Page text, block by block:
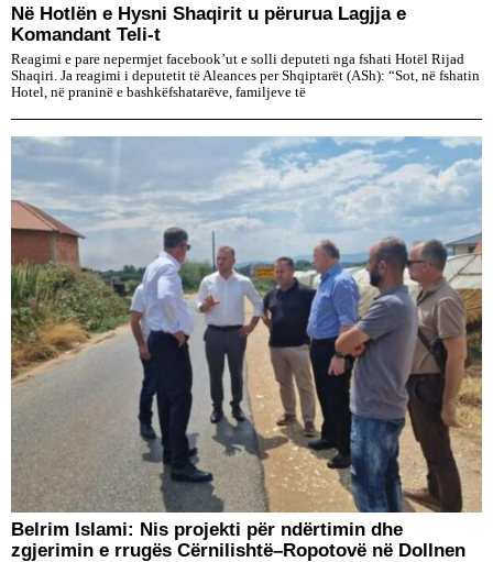
Në Hotlën e Hysni Shaqirit u përurua Lagjja e
Komandant Teli-t
Reagimi e pare nepermjet facebook’ut e solli deputeti nga fshati Hotël Rijad
Shaqiri. Ja reagimi i deputetit të Aleances per Shqiptarët (ASh): “Sot, në fshatin
Hotel, në praninë e bashkëfshatarëve, familjeve të
Belrim Islami: Nis projekti për ndërtimin dhe
zgjerimin e rrugës Cërnilishtë–Ropotovë në Dollnen